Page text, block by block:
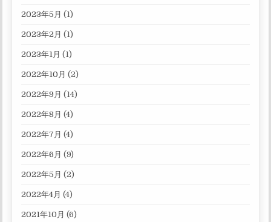
2023年5月 (1)
2023年2月 (1)
2023年1月 (1)
2022年10月 (2)
2022年9月 (14)
2022年8月 (4)
2022年7月 (4)
2022年6月 (9)
2022年5月 (2)
2022年4月 (4)
2021年10月 (6)